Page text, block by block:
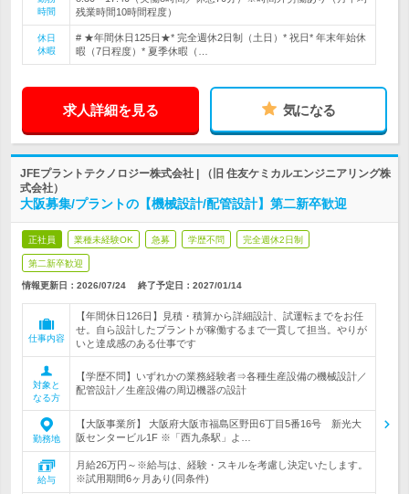
時間
残業時間10時間程度）
休日
休暇
# ★年間休日125日★* 完全週休2日制（土日）* 祝日* 年末年始休
暇（7日程度）* 夏季休暇（…
求人詳細を見る 気になる
JFEプラントテクノロジー株式会社 | （旧 住友ケミカルエンジニアリング株
式会社）
大阪募集/プラントの【機械設計/配管設計】第二新卒歓迎
正社員 業種未経験OK 急募 学歴不問 完全週休2日制
第二新卒歓迎
情報更新日：2026/07/24 終了予定日： 2027/01/14
仕事内容
【年間休日126日】見積・積算から詳細設計、試運転までをお任
せ。自ら設計したプラントが稼働するまで一貫して担当。やりが
いと達成感のある仕事です
対象と
なる方
【学歴不問】いずれかの業務経験者⇒各種生産設備の機械設計／
配管設計／生産設備の周辺機器の設計
勤務地
【大阪事業所】 大阪府大阪市福島区野田6丁目5番16号 新光大
阪センタービル1F ※「西九条駅」よ…
給与
月給26万円～※給与は、経験・スキルを考慮し決定いたします。
※試用期間6ヶ月あり(同条件)